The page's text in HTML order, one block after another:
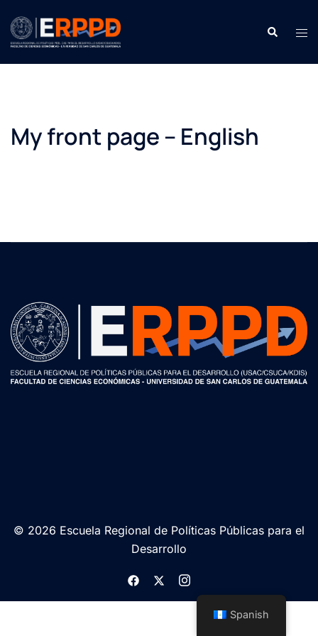
contenido
Buscar:
My front page – English
© 2026 Escuela Regional de Políticas Públicas para el
Desarrollo
https://www.facebook.com/
https://twitter.com/ERPPD
https://
Spanish